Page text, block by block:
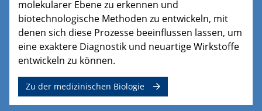
molekularer Ebene zu erkennen und
biotechnologische Methoden zu entwickeln, mit
denen sich diese Prozesse beeinflussen lassen, um
eine exaktere Diagnostik und neuartige Wirkstoffe
entwickeln zu können.
Zu der medizinischen Biologie